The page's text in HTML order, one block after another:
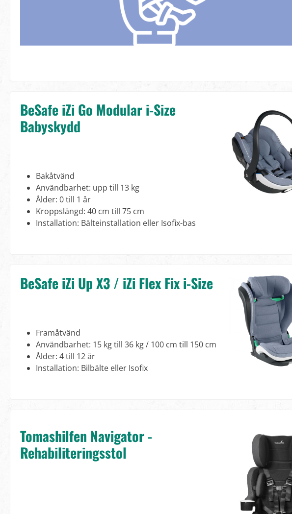
BeSafe iZi Go Modular i-Size
Babyskydd
Bakåtvänd
Användbarhet: upp till 13 kg
Ålder: 0 till 1 år
Kroppslängd: 40 cm till 75 cm
Installation: Bälteinstallation eller Isofix-bas
BeSafe iZi Up X3 / iZi Flex Fix i-Size
Framåtvänd
Användbarhet: 15 kg till 36 kg / 100 cm till 150 cm
Ålder: 4 till 12 år
Installation: Bilbälte eller Isofix
Tomashilfen Navigator -
Rehabiliteringsstol